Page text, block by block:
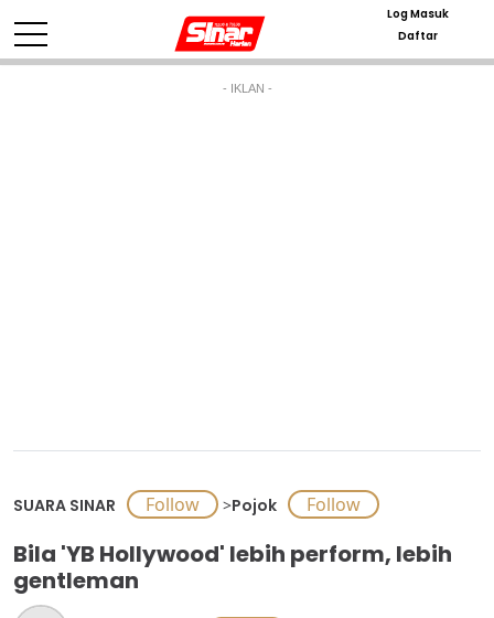
Log Masuk
Daftar
- IKLAN -
SUARA SINAR >Pojok
Bila 'YB Hollywood' lebih perform, lebih
gentleman